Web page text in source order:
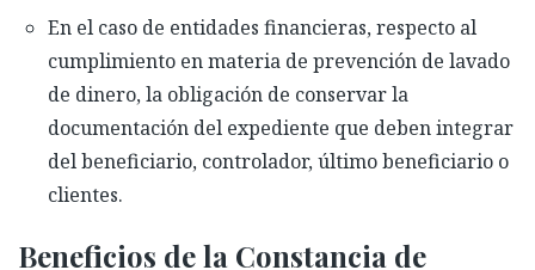
En el caso de entidades financieras, respecto al
cumplimiento en materia de prevención de lavado
de dinero, la obligación de conservar la
documentación del expediente que deben integrar
del beneficiario, controlador, último beneficiario o
clientes.
Beneficios de la Constancia de